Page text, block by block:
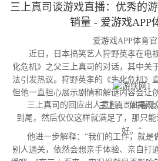
三上真司谈游戏直播：优秀的
销量 - 爱游戏APP
爱游戏APP体育
近日，日本搞笑艺人狩野英孝在电
化危机》之父三上真司的对话，其中关
法引发热议。狩野英孝的《生化危机》
但他一直担心展示剧情和解谜内容会让
三上真司的看法
三上真司的回应出人意料：“如果观
到尾，然后仅仅这样就满足了，那只能
好。”
他进一步解释：“我们的工作，就是
别人通关，依然会想亲手体验、亲自打